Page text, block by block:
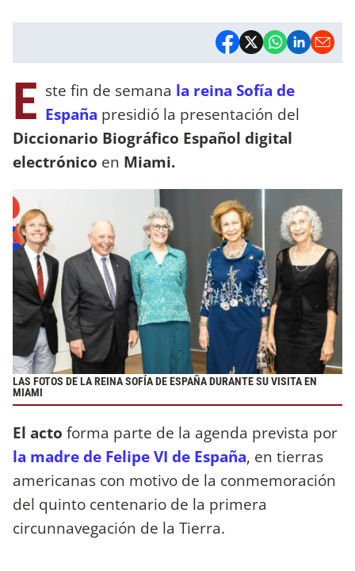
E ste fin de semana la reina Sofía de
España presidió la presentación del
Diccionario Biográfico Español digital
electrónico en Miami.
LAS FOTOS DE LA REINA SOFÍA DE ESPAÑA DURANTE SU VISITA EN
MIAMI
El acto forma parte de la agenda prevista por
la madre de Felipe VI de España, en tierras
americanas con motivo de la conmemoración
del quinto centenario de la primera
circunnavegación de la Tierra.